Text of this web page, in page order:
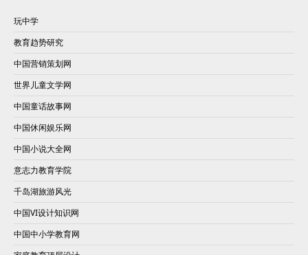
玩中学
教育趋势研究
中国营销策划网
世界儿童文学网
中国童话故事网
中国休闲娱乐网
中国小说大全网
意志力教育学院
千岛湖旅游风光
中国VI设计知识网
中国中小学教育网